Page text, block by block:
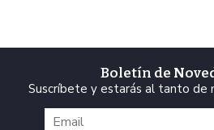
Boletín de
Suscríbete y estarás al tanto de